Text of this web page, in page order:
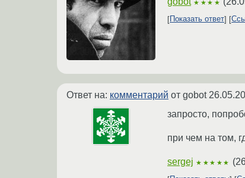
★★★★
Показать ответ
Ответ на: комментарий от gobot
запросто,
при чем на том,
sergej ★★★★★ (